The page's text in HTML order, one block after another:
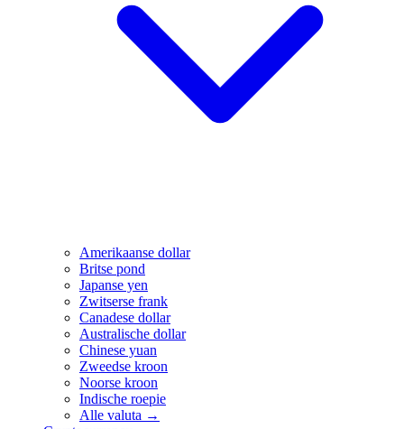
Amerikaanse dollar
Britse pond
Japanse yen
Zwitserse frank
Canadese dollar
Australische dollar
Chinese yuan
Zweedse kroon
Noorse kroon
Indische roepie
Alle valuta →